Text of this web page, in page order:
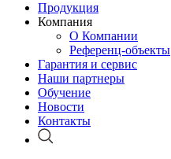
Продукция
Компания
О Компании
Референц-объекты
Гарантия и сервис
Наши партнеры
Обучение
Новости
Контакты